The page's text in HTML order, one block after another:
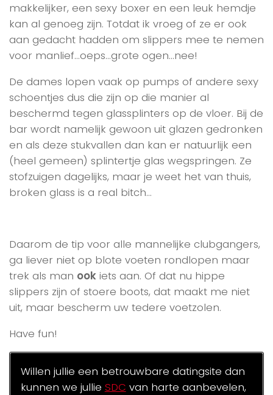
makkelijker, een sexy boxer en een leuk hemdje
kan al genoeg zijn. Totdat ik vroeg of ze er ook
aan gedacht hadden om slippers mee te nemen
voor manlief…oeps…grote ogen…nee!
De dames lopen vaak op pumps of andere sexy
schoentjes dus die zijn op die manier al
beschermd tegen glassplinters op de vloer. Bij de
bar wordt namelijk gewoon uit glazen gedronken
en als deze stukvallen dan kan er natuurlijk een
(heel gemeen) splintertje glas wegspringen. Ze
stofzuigen dagelijks, maar je weet het van thuis,
broken glass is a real bitch…
Daarom de tip voor alle mannelijke clubgangers,
ga liever niet op blote voeten rondlopen maar
trek als man ook iets aan. Of dat nu hippe
slippers zijn of stoere boots, dat maakt me niet
uit, maar bescherm uw tedere voetzolen.
Have fun!
Willen jullie een betrouwbare datingsite dan
kunnen we jullie SDC van harte aanbevelen,